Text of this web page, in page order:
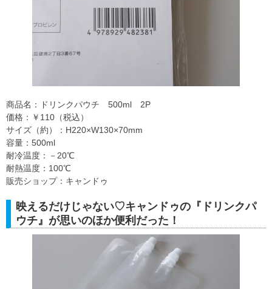
商品名：ドリンクパウチ 500ml 2P
価格：￥110（税込）
サイズ（約）：H220×W130×70mm
容量：500ml
耐冷温度：－20℃
耐熱温度：100℃
販売ショップ：キャンドゥ
映えるだけじゃない♡キャンドゥの『ドリンクパ
ウチ』が思いのほか便利だった！